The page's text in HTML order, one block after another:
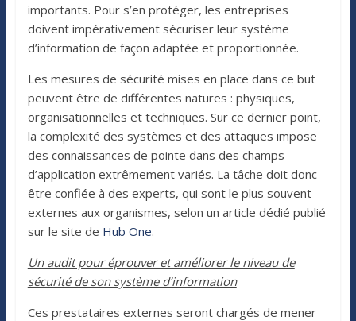
importants. Pour s’en protéger, les entreprises
doivent impérativement sécuriser leur système
d’information de façon adaptée et proportionnée.
Les mesures de sécurité mises en place dans ce but
peuvent être de différentes natures : physiques,
organisationnelles et techniques. Sur ce dernier point,
la complexité des systèmes et des attaques impose
des connaissances de pointe dans des champs
d’application extrêmement variés. La tâche doit donc
être confiée à des experts, qui sont le plus souvent
externes aux organismes, selon un article dédié publié
sur le site de Hub One.
Un audit pour éprouver et améliorer le niveau de
sécurité de son système d’information
Ces prestataires externes seront chargés de mener